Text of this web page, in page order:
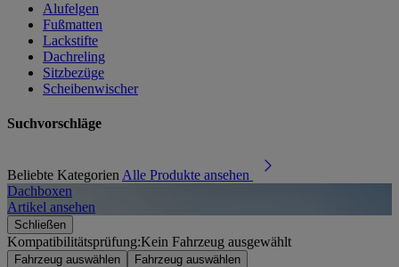
Alufelgen
Fußmatten
Lackstifte
Dachreling
Sitzbezüge
Scheibenwischer
Suchvorschläge
Beliebte Kategorien Alle Produkte ansehen
Dachboxen
Artikel ansehen
Schließen
Kompatibilitätsprüfung:Kein Fahrzeug ausgewählt
Fahrzeug auswählen Fahrzeug auswählen